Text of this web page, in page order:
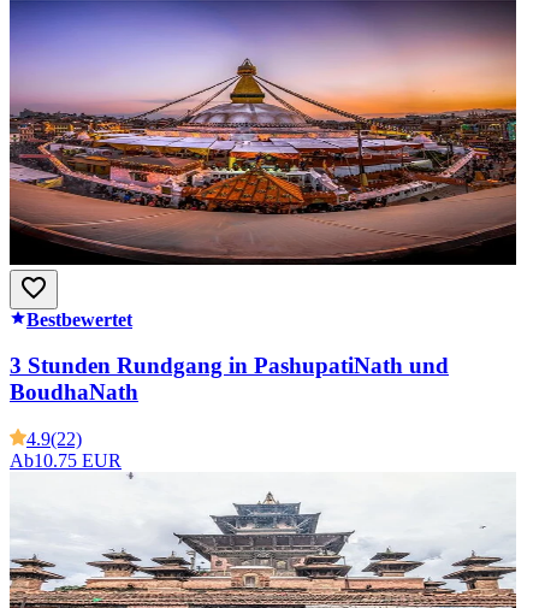
Bestbewertet
3 Stunden Rundgang in PashupatiNath und
BoudhaNath
4.9(22)
Ab10.75 EUR